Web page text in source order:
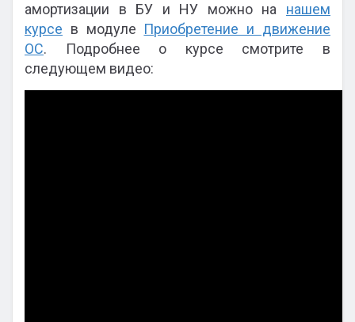
амортизации в БУ и НУ можно на нашем
курсе в модуле Приобретение и движение
ОС. Подробнее о курсе смотрите в
следующем видео: